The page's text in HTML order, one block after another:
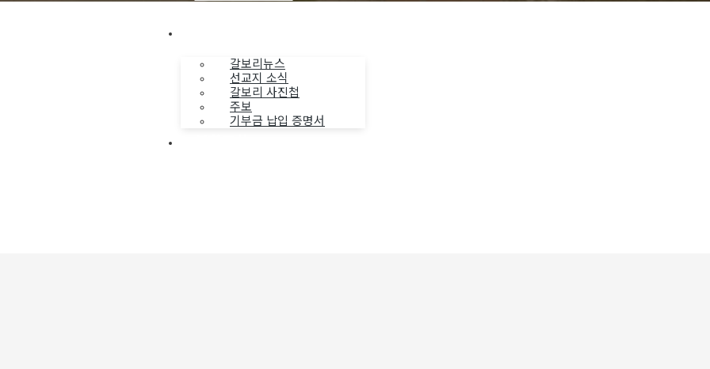
갈보리뉴스
선교지 소식
갈보리 사진첩
주보
기부금 납입 증명서